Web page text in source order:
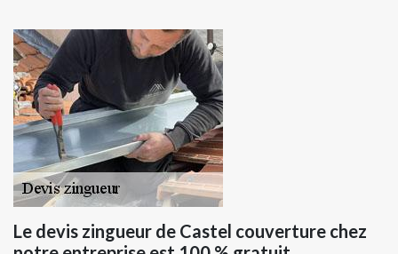
Le devis zingueur de Castel couverture chez